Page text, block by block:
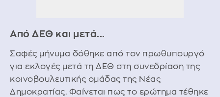
Από ΔΕΘ και μετά...
Σαφές μήνυμα δόθηκε από τον πρωθυπουργό
για εκλογές μετά τη ΔΕΘ στη συνεδρίαση της
κοινοβουλευτικής ομάδας της Νέας
Δημοκρατίας. Φαίνεται πως το ερώτημα τέθηκε